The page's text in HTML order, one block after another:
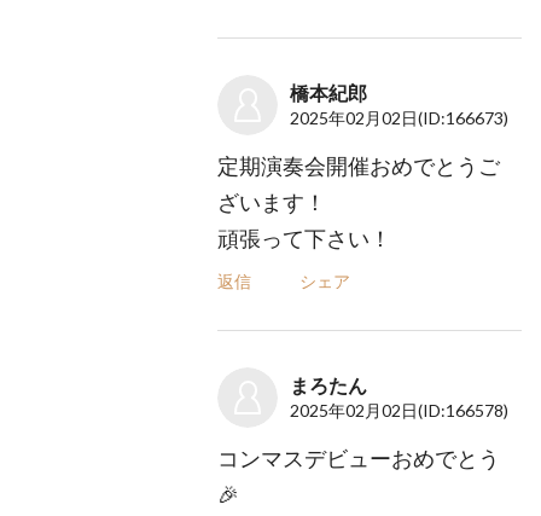
橋本紀郎
2025年02月02日(ID:166673)
定期演奏会開催おめでとうご
ざいます！
頑張って下さい！
返信 シェア
まろたん
2025年02月02日(ID:166578)
コンマスデビューおめでとう
🎉